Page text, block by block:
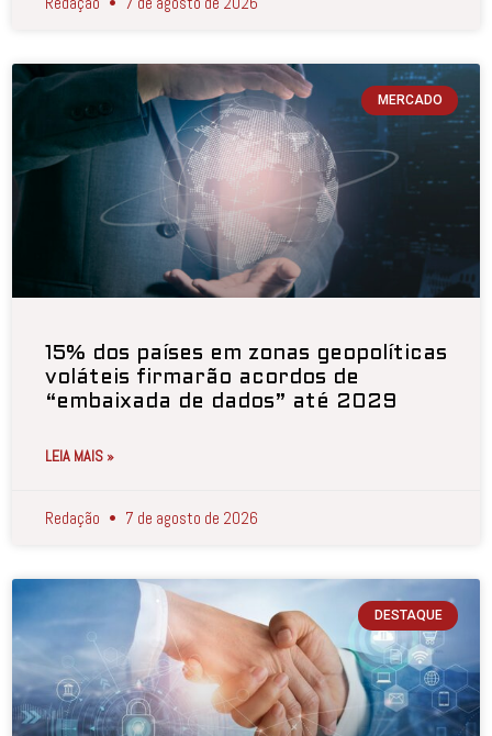
MERCADO
15% dos países em zonas geopolíticas
voláteis firmarão acordos de
“embaixada de dados” até 2029
LEIA MAIS »
Redação 7 de agosto de 2026
DESTAQUE